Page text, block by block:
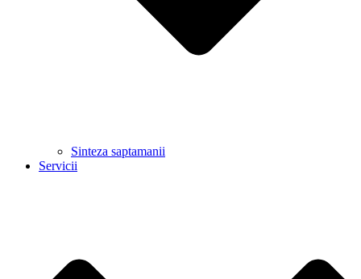
Sinteza saptamanii
Servicii